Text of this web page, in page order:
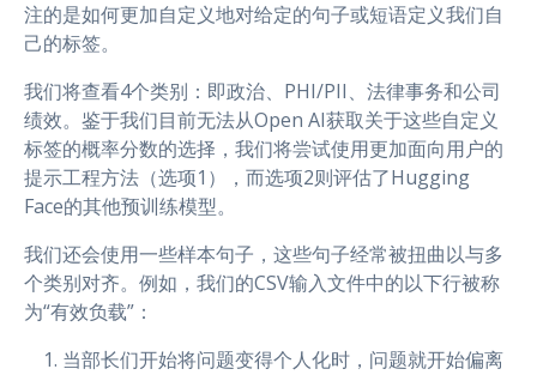
注的是如何更加自定义地对给定的句子或短语定义我们自
己的标签。
我们将查看4个类别：即政治、PHI/PII、法律事务和公司
绩效。鉴于我们目前无法从Open AI获取关于这些自定义
标签的概率分数的选择，我们将尝试使用更加面向用户的
提示工程方法（选项1），而选项2则评估了Hugging
Face的其他预训练模型。
我们还会使用一些样本句子，这些句子经常被扭曲以与多
个类别对齐。例如，我们的CSV输入文件中的以下行被称
为“有效负载”：
当部长们开始将问题变得个人化时，问题就开始偏离